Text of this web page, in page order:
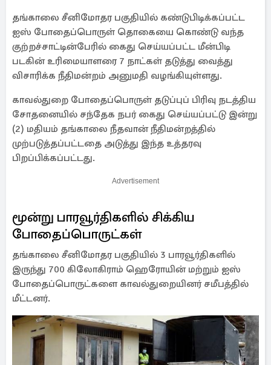
தங்காலை சீனிமோதர பகுதியில் கண்டுபிடிக்கப்பட்ட
ஐஸ் போதைப்பொருள் தொகையை கொண்டு வந்த
குற்றச்சாட்டின்பேரில் கைது செய்யப்பட்ட மீன்பிடி
படகின் உரிமையாளரை 7 நாட்கள் தடுத்து வைத்து
விசாரிக்க நீதிமன்றம் அனுமதி வழங்கியுள்ளது.
காவல்துறை போதைப்பொருள் தடுப்புப் பிரிவு நடத்திய
சோதனையில் சந்தேக நபர் கைது செய்யப்பட்டு இன்று
(2) மதியம் தங்காலை நீதவான் நீதிமன்றத்தில்
முற்படுத்தப்பட்டதை அடுத்து இந்த உத்தரவு
பிறப்பிக்கப்பட்டது.
Advertisement
மூன்று பாரவூர்திகளில் சிக்கிய
போதைப்பொருட்கள்
தங்காலை சீனிமோதர பகுதியில் 3 பாரவூர்திகளில்
இருந்து 700 கிலோகிராம் ஹெரோயின் மற்றும் ஐஸ்
போதைப்பொருட்களை காவல்துறையினர் சமீபத்தில்
மீட்டனர்.